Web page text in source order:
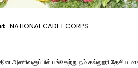
: NATIONAL CADET CORPS
அணிவகுப்பில் பங்கேற்று நம் கல்லூரி